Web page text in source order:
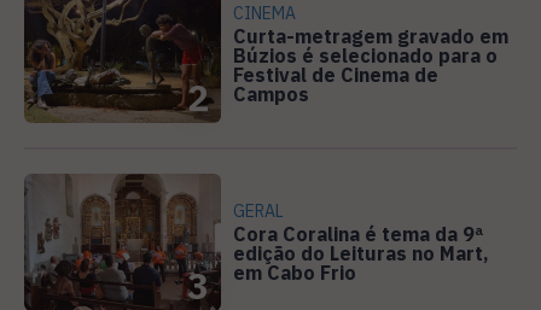
2
CINEMA
Curta-metragem gravado em
Búzios é selecionado para o
Festival de Cinema de
Campos
3
GERAL
Cora Coralina é tema da 9ª
edição do Leituras no Mart,
em Cabo Frio